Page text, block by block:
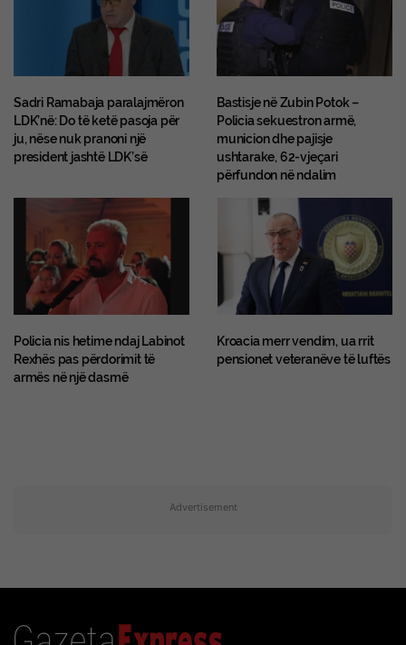
Sadri Ramabaja paralajmëron
LDK’në: Do të ketë pasoja për
ju, nëse nuk pranoni një
president jashtë LDK’së
Bastisje në Zubin Potok –
Policia sekuestron armë,
municion dhe pajisje
ushtarake, 62-vjeçari
përfundon në ndalim
Policia nis hetime ndaj Labinot
Rexhës pas përdorimit të
armës në një dasmë
Kroacia merr vendim, ua rrit
pensionet veteranëve të luftës
Advertisement